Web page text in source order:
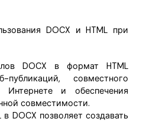
DOCX и HTML при
DOCX в формат HTML
совместного
Интернете и обеспечения
совместимости.
в DOCX позволяет создавать